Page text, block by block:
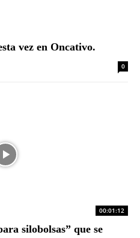
vez en Oncativo.
0
00:01:12
silobolsas” que se